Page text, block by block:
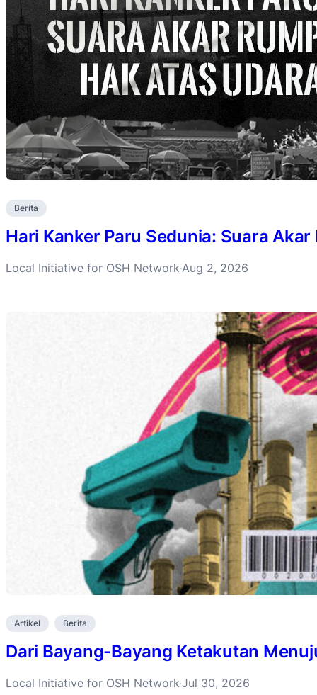
Berita
Hari Kanker Paru Sedunia: Suara
Local Initiative for OSH Network·Aug 2, 2026
Artikel Berita
Dari Bayang-Bayang Ketakutan
Local Initiative for OSH Network·Jul 30, 2026